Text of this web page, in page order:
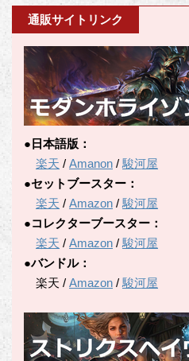
テ
通販サイトリンク
●日本語版：
楽天 / Amanon / 駿河屋
●セットブースター：
楽天 / Amazon / 駿河屋
●コレクターブースター：
楽天 / Amazon / 駿河屋
●バンドル：
楽天 / Amazon / 駿河屋